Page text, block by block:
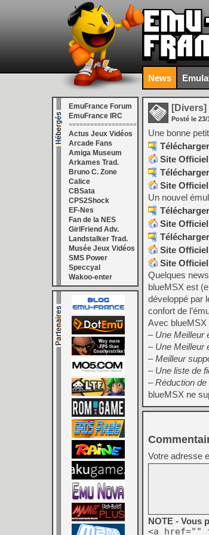
News
EmuFrance Forum
EmuFrance IRC
===================
Actus Jeux Vidéos
Arcade Fans
Amiga Museum
Arkames Trad.
Bruno C. Zone
Calice
CBSata
CPS2Shock
EF-Nes
Fan de la NES
GirlFriend Adv.
Landstalker Trad.
Musée Jeux Vidéos
SMS Power
Speccyal
Wakoo-enter
[Divers]
Posté le 23/
Une bonne
Site Officiel
Site Officiel
Un nouvel
Site Officiel
Site Officiel
Site Officiel
Quelques
blueMSX est
développé par
confort de
Avec blueMSX
– Une Meilleur
– Une Meilleur
– Meilleur
– Une liste de
– Réduction
blueMSX ne
Votre adresse
NOTE - Vous
<a href=""